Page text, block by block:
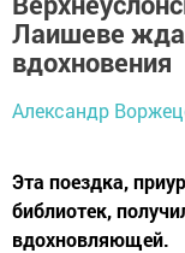
Лаишеве
вдохновения
Александр
Эта поездка,
библиотек,
вдохновляющей.